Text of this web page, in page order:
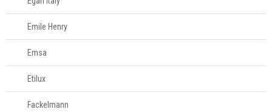
61
996581061
Televendas
61
996588122
Emile Henry
Emsa
Etilux
Fackelmann